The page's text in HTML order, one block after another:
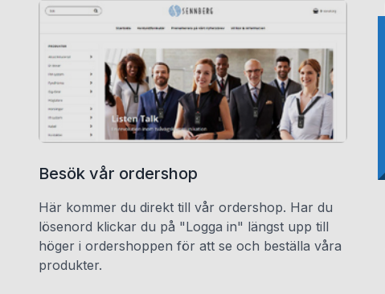
Besök vår ordershop
Här kommer du direkt till vår ordershop. Har du
lösenord klickar du på "Logga in" längst upp till
höger i ordershoppen för att se och beställa våra
produkter.